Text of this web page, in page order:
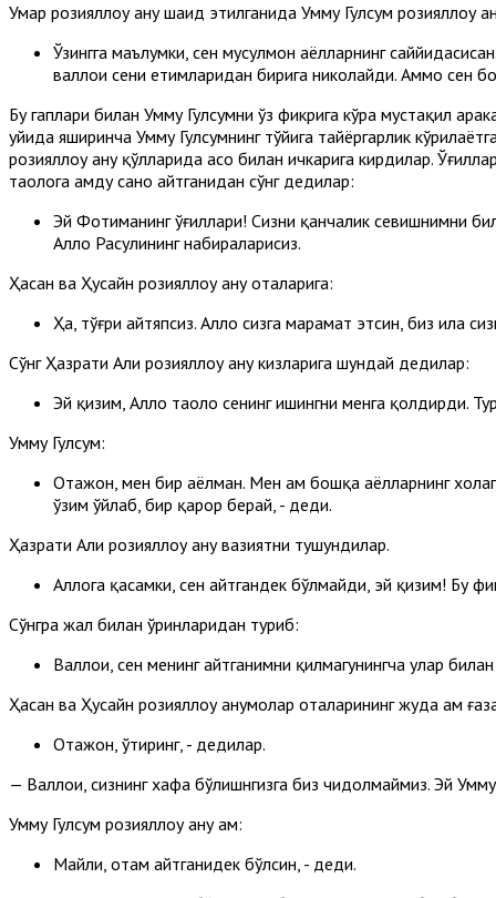
Умар розияллоҳу анҳу шаҳид этилганида Умму Гулсум
Ўзингга маълумки, сен мусулмон аёлларнинг
валлоҳи сени етимларидан бирига никоҳлайди. Аммо сен
Бу гаплари билан Умму Гулсумни ўз фикрига кўра мустақил
уйида яширинча Умму Гулсумнинг тўйига тайёргарлик
розияллоҳу анҳу қўлларида асо билан ичкарига кирдилар.
таолога ҳамду сано айтганидан сўнг дедилар:
Эй Фотиманинг ўғиллари! Сизни қанчалик севишнимни
Аллоҳ Расулининг набираларисиз.
Ҳасан ва Ҳусайн розияллоҳу анҳу оталарига:
Ҳа, тўғри айтяпсиз. Аллоҳ сизга марҳамат этсин, биз ила
Сўнг Ҳазрати Али розияллоҳу анҳу кизларига шундай дедилар:
Эй қизим, Аллоҳ таоло сенинг ишингни менга қолдирди.
Умму Гулсум:
Отажон, мен бир аёлман. Мен ҳам бошқа аёлларнинг
ўзим ўйлаб, бир қарор берай, - деди.
Ҳазрати Али розияллоҳу анҳу вазиятни тушундилар.
Аллоҳга қасамки, сен айтгандек бўлмайди, эй қизим! Бу
Сўнгра жаҳл билан ўринларидан туриб:
Валлоҳи, сен менинг айтганимни қилмагунингча улар
Ҳасан ва Ҳусайн розияллоҳу анҳумолар оталарининг жуда ҳам
Отажон, ўтиринг, - дедилар.
— Валлоҳи, сизнинг хафа бўлишнгизга биз чидолмаймиз. Эй
Умму Гулсум розияллоҳу анҳу ҳам:
Майли, отам айтганидек бўлсин, - деди.